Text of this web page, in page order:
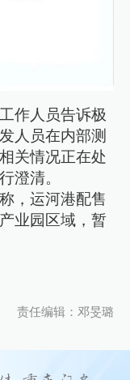
作人员告诉极
人员在内部测
关情况正在处
澄清。
，运河港配售
业园区域，暂
责任编辑：邓旻璐